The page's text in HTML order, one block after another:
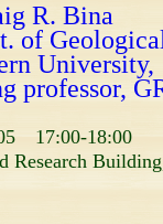
R. Bina
Geological
University,
professor,
17:00-18:00
Research